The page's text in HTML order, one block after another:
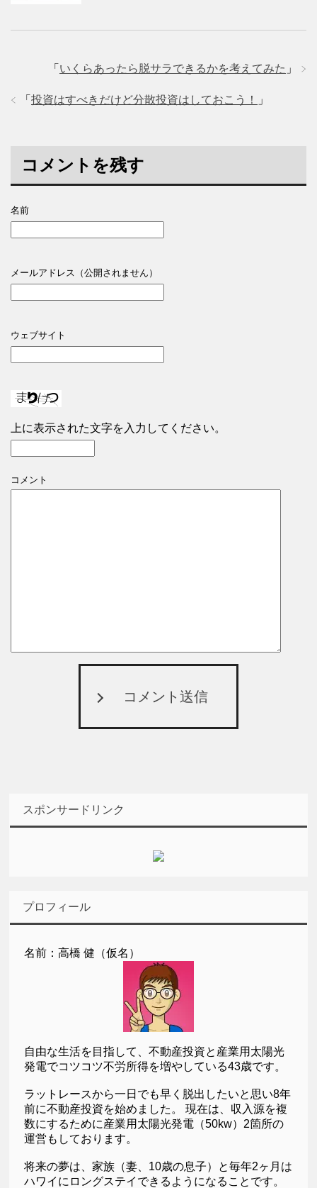
「 いくらあったら脱サラできるかを考えてみた 」
「 投資はすべきだけど分散投資はしておこう！ 」
コメントを残す
名前
メールアドレス（公開されません）
ウェブサイト
上に表示された文字を入力してください。
コメント
コメント送信
スポンサードリンク
プロフィール
名前：高橋 健（仮名）
自由な生活を目指して、不動産投資と産業用太陽光
発電でコツコツ不労所得を増やしている43歳です。
ラットレースから一日でも早く脱出したいと思い8年
前に不動産投資を始めました。 現在は、収入源を複
数にするために産業用太陽光発電（50kw）2箇所の
運営もしております。
将来の夢は、家族（妻、10歳の息子）と毎年2ヶ月は
ハワイにロングステイできるようになることです。